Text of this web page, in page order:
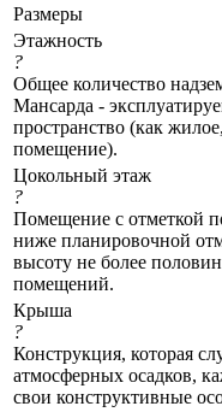
Размеры
Этажность
?
Общее количество
Мансарда -
пространство (как
помещение).
Цокольный этаж
?
Помещение с отметкой
ниже планировочной
высоту не более
помещений.
Крыша
?
Конструкция, которая
атмосферных осадков,
свои конструктивные